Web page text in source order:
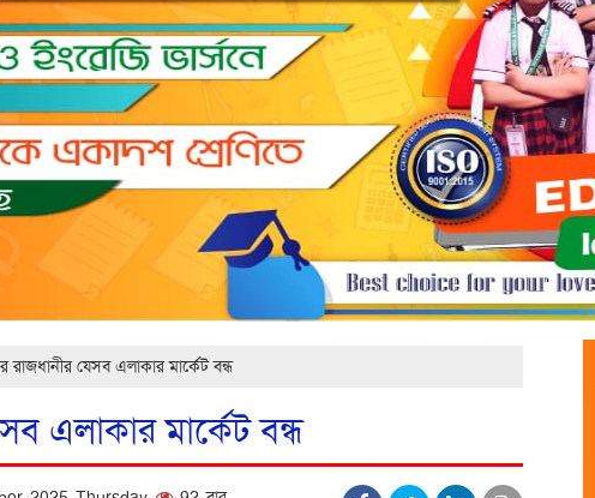
রাজধানীর যেসব এলাকার মার্কেট বন্ধ
এলাকার মার্কেট বন্ধ